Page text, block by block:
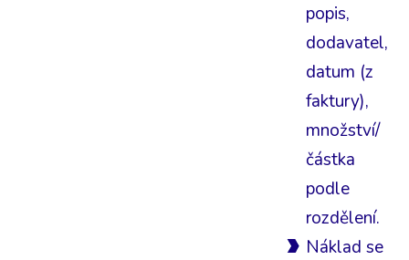
popis,
dodavatel,
datum (z
faktury),
množství/
částka
podle
rozdělení.
Náklad se